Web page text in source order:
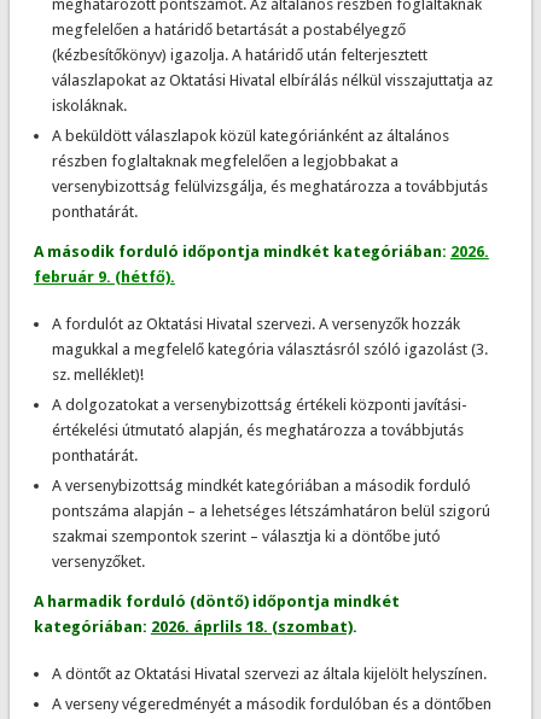
meghatározott pontszámot. Az általános részben foglaltaknak
megfelelően a határidő betartását a postabélyegző
(kézbesítőkönyv) igazolja. A határidő után felterjesztett
válaszlapokat az Oktatási Hivatal elbírálás nélkül visszajuttatja az
iskoláknak.
A beküldött válaszlapok közül kategóriánként az általános
részben foglaltaknak megfelelően a legjobbakat a
versenybizottság felülvizsgálja, és meghatározza a továbbjutás
ponthatárát.
A második forduló időpontja mindkét kategóriában: 2026.
február 9. (hétfő).
A fordulót az Oktatási Hivatal szervezi. A versenyzők hozzák
magukkal a megfelelő kategória választásról szóló igazolást (3.
sz. melléklet)!
A dolgozatokat a versenybizottság értékeli központi javítási-
értékelési útmutató alapján, és meghatározza a továbbjutás
ponthatárát.
A versenybizottság mindkét kategóriában a második forduló
pontszáma alapján – a lehetséges létszámhatáron belül szigorú
szakmai szempontok szerint – választja ki a döntőbe jutó
versenyzőket.
A harmadik forduló (döntő) időpontja mindkét
kategóriában: 2026. áprlils 18. (szombat).
A döntőt az Oktatási Hivatal szervezi az általa kijelölt helyszínen.
A verseny végeredményét a második fordulóban és a döntőben